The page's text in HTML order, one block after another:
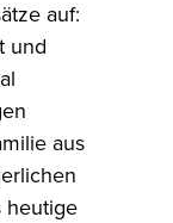
auf:
und
aus
heutige